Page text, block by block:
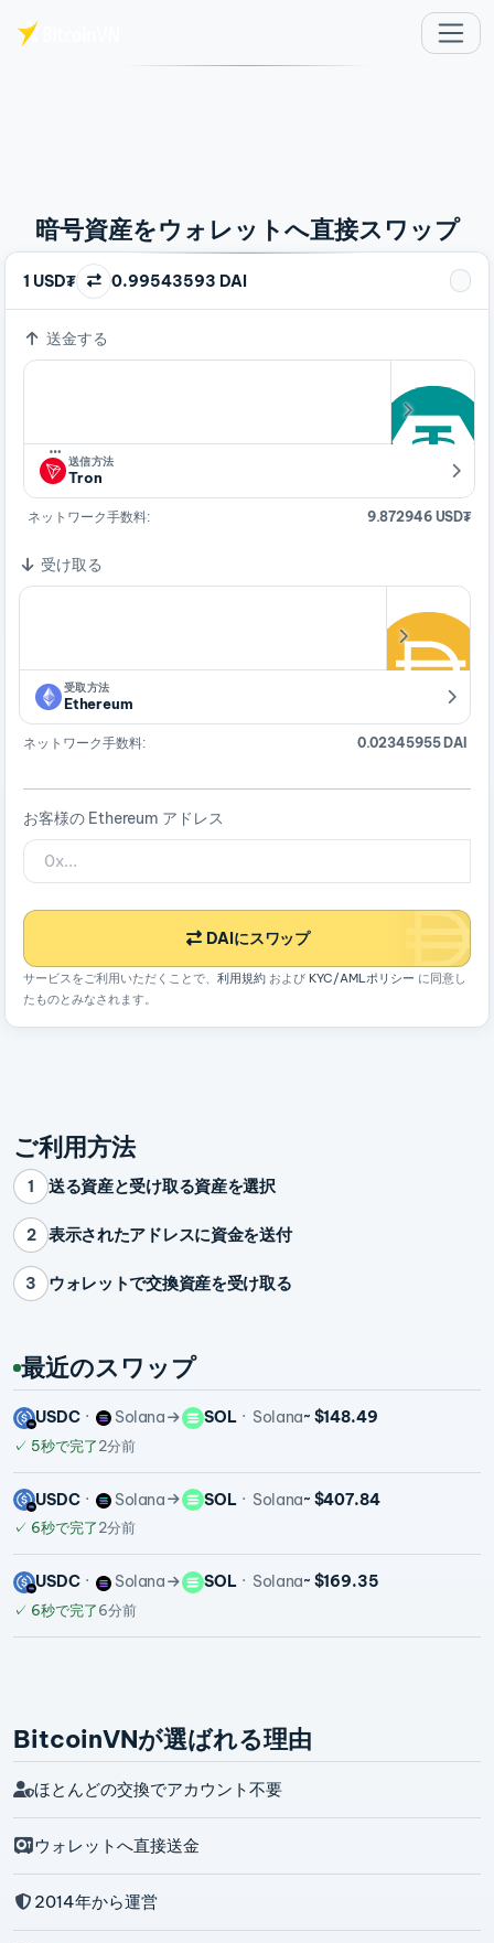
暗号資産をウォレットへ直接スワップ
1 USD₮ 0.99543593 DAI
送金する
…
送信方法
Tron
ネットワーク手数料: 9.872946 USD₮
受け取る
受取方法
Ethereum
ネットワーク手数料: 0.02345955 DAI
お客様の Ethereum アドレス
DAIにスワップ
サービスをご利用いただくことで、 利用規約 および KYC/AMLポリシー に同意し
たものとみなされます。
ご利用方法
1 送る資産と受け取る資産を選択
2 表示されたアドレスに資金を送付
3 ウォレットで交換資産を受け取る
最近のスワップ
USDC Solana SOL Solana~ $148.49
✓ 5秒で完了2分前
USDC Solana SOL Solana~ $407.84
✓ 6秒で完了2分前
USDC Solana SOL Solana~ $169.35
✓ 6秒で完了6分前
BitcoinVNが選ばれる理由
ほとんどの交換でアカウント不要
ウォレットへ直接送金
2014年から運営